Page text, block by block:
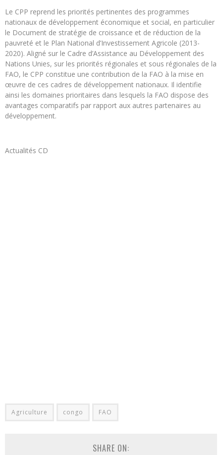
Le CPP reprend les priorités pertinentes des programmes
nationaux de développement économique et social, en particulier
le Document de stratégie de croissance et de réduction de la
pauvreté et le Plan National d’Investissement Agricole (2013-
2020). Aligné sur le Cadre d’Assistance au Développement des
Nations Unies, sur les priorités régionales et sous régionales de la
FAO, le CPP constitue une contribution de la FAO à la mise en
œuvre de ces cadres de développement nationaux. Il identifie
ainsi les domaines prioritaires dans lesquels la FAO dispose des
avantages comparatifs par rapport aux autres partenaires au
développement.
Actualités CD
Agriculture congo FAO
SHARE ON: